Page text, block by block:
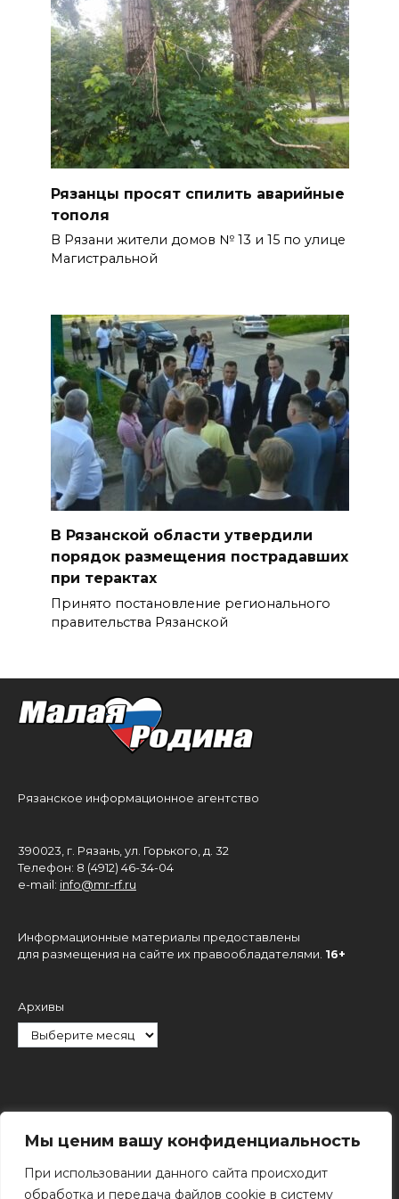
Мы ценим вашу конфиденциальность
При использовании данного сайта происходит
обработка и передача файлов cookie в систему
Рязанцы просят спилить аварийные
тополя
В Рязани жители домов № 13 и 15 по улице
Магистральной
В Рязанской области утвердили
порядок размещения пострадавших
при терактах
Принято постановление регионального
правительства Рязанской
Рязанское информационное агентство
390023, г. Рязань, ул. Горького, д. 32
Телефон: 8 (4912) 46-34-04
e-mail: info@mr-rf.ru
Информационные материалы предоставлены
для размещения на сайте их правообладателями. 16+
Архивы